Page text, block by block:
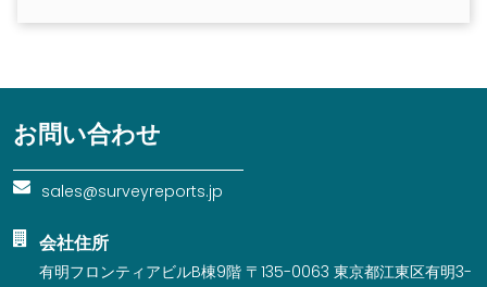
お問い合わせ
sales@surveyreports.jp
会社住所
有明フロンティアビルB棟9階 〒135-0063 東京都江東区有明3-